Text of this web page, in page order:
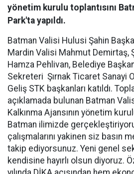
yönetim kurulu toplantısını
Park'ta yapıldı.
Batman Valisi Hulusi Şahin
Mardin Valisi Mahmut Demirtaş,
Hamza Pehlivan, Belediye
Sekreteri Şırnak Ticaret Sanayi
Geliş STK başkanları katıldı.
açıklamada bulunan Batman
Kalkınma Ajansının yönetim
Batman ilimizde
çalışmalarını yakinen siz basın
takip ediyorsunuz. Yeni genel
kendisine hayırlı olsun diyoruz.